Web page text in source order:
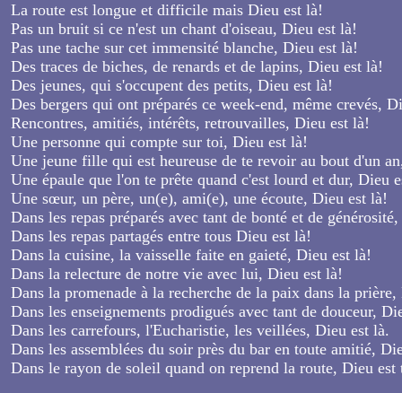
La route est longue et difficile mais Dieu est là!
Pas un bruit si ce n'est un chant d'oiseau, Dieu est là!
Pas une tache sur cet immensité blanche, Dieu est là!
Des traces de biches, de renards et de lapins, Dieu est là!
Des jeunes, qui s'occupent des petits, Dieu est là!
Des bergers qui ont préparés ce week-end, même crevés,
Rencontres, amitiés, intérêts, retrouvailles, Dieu est là!
Une personne qui compte sur toi, Dieu est là!
Une jeune fille qui est heureuse de te revoir au bout d'un
Une épaule que l'on te prête quand c'est lourd et dur, Dieu
Une sœur, un père, un(e), ami(e), une écoute, Dieu est là!
Dans les repas préparés avec tant de bonté et de
Dans les repas partagés entre tous Dieu est là!
Dans la cuisine, la vaisselle faite en gaieté, Dieu est là!
Dans la relecture de notre vie avec lui, Dieu est là!
Dans la promenade à la recherche de la paix dans la
Dans les enseignements prodigués avec tant de douceur,
Dans les carrefours, l'Eucharistie, les veillées, Dieu est là.
Dans les assemblées du soir près du bar en toute amitié,
Dans le rayon de soleil quand on reprend la route, Dieu